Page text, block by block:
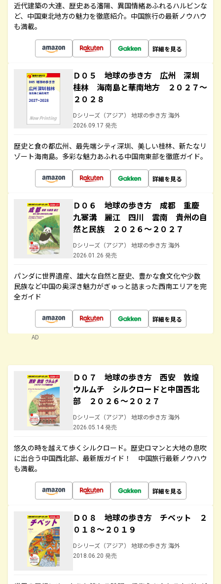
近代建築の大連、歴史ある瀋陽、異国情緒あふれるハルビンな
ど、中国東北地方の魅力を徹底紹介。中国旅行の最新ノウハウ
も満載。
詳細を見る
Ｄ０５ 地球の歩き方 広州 深圳
桂林 海南島と華南地方 ２０２７～
２０２８
Dシリーズ（アジア） 地球の歩き方 海外
2026.09.17 発売
歴史と食の都広州、最先端シティ深圳、美しい桂林、新たなリ
ゾート海南島。多彩な魅力あふれる中国南東部を徹底ガイド。
詳細を見る
Ｄ０６ 地球の歩き方 成都 重慶
九寨溝 麗江 四川 雲南 貴州の自
然と民族 ２０２６～２０２７
Dシリーズ（アジア） 地球の歩き方 海外
2026.01.26 発売
パンダに世界遺産、雄大な自然と歴史、豊かな食文化や少数
民族など中国の奥深き魅力がぎゅっと詰まった西南エリアを完
全ガイド
詳細を見る
AD
Ｄ０７ 地球の歩き方 西安 敦煌
ウルムチ シルクロードと中国西北
部 ２０２６～２０２７
Dシリーズ（アジア） 地球の歩き方 海外
2026.05.14 発売
悠久の時を越えて歩くシルクロード。歴史ロマンと大地の息吹
に出合う中国西北部、最新版ガイド！ 中国旅行最新ノウハウ
も満載。
詳細を見る
Ｄ０８ 地球の歩き方 チベット ２
０１８～２０１９
Dシリーズ（アジア） 地球の歩き方 海外
2018.06.20 発売